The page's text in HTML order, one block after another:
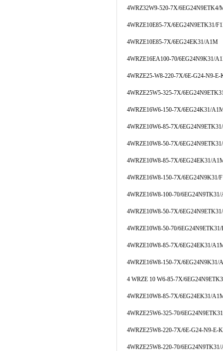
4WRZ32W9-520-7X/6EG24N9ETK4/
4WRZE10E85-7X/6EG24N9ETK31/
4WRZE10E85-7X/6EG24EK31/A1M
4WRZE16EA100-70/6EG24N9K31/
4WRZE25-W8-220-7X/6E-G24-N9-
4WRZE25W5-325-7X/
4WRZE16W6-150-7X/6EG24K31/
4WRZE10W6-85-7X/
4WRZE10W8-50-7X/
4WRZE10W8-85-7X/6EG24EK31/
4WRZE16W8-150-7X/6EG24N9K31/
4WRZE16W8-100-70/
4WRZE10W8-50-7X/
4WRZE10W8-50-70/
4WRZE10W8-85-7X/6EG24EK31/
4WRZE16W8-150-7X/6EG24N9K31/
4 WRZE 10 W6-85-7X/
4WRZE10W8-85-7X/6EG24EK31/
4WRZE25W6-325-70/
4WRZE25W8-220-7X/6E-G24-N9-E-
4WRZE25W8-220-70/